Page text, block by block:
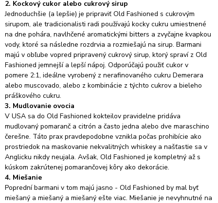
2. Kockový cukor alebo cukrový sirup
Jednoduchšie (a lepšie) je pripraviť Old Fashioned s cukrovým
sirupom, ale tradicionalisti radi používajú kocky cukru umiestnené
na dne pohára, navlhčené aromatickými bitters a zvyčajne kvapkou
vody, ktoré sa následne rozdrvia a rozmiešajú na sirup. Barmani
majú v obľube vopred pripravený cukrový sirup, ktorý spraví z Old
Fashioned jemnejší a lepší nápoj. Odporúčajú použiť cukor v
pomere 2:1, ideálne vyrobený z nerafinovaného cukru Demerara
alebo muscovado, alebo z kombinácie z týchto cukrov a bieleho
práškového cukru.
3. Mudlovanie ovocia
V USA sa do Old Fashioned kokteilov pravidelne pridáva
mudlovaný pomaranč a citrón a často jedna alebo dve maraschino
čerešne. Táto prax pravdepodobne vznikla počas prohibície ako
prostriedok na maskovanie nekvalitných whiskey a našťastie sa v
Anglicku nikdy neujala. Avšak, Old Fashioned je kompletný až s
kúskom zakrútenej pomarančovej kôry ako dekorácie.
4. Miešanie
Poprední barmani v tom majú jasno - Old Fashioned by mal byť
miešaný a miešaný a miešaný ešte viac. Miešanie je nevyhnutné na